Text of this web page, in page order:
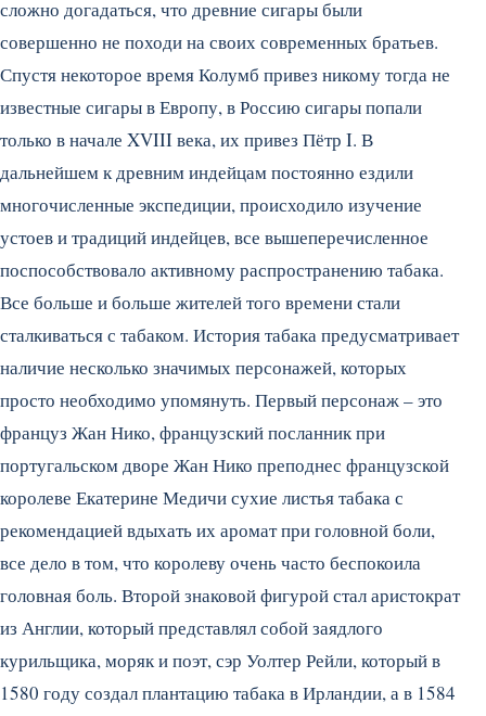
сложно догадаться, что древние сигары были
совершенно не походи на своих современных братьев.
Спустя некоторое время Колумб привез никому тогда не
известные сигары в Европу, в Россию сигары попали
только в начале XVIII века, их привез Пётр I. В
дальнейшем к древним индейцам постоянно ездили
многочисленные экспедиции, происходило изучение
устоев и традиций индейцев, все вышеперечисленное
поспособствовало активному распространению табака.
Все больше и больше жителей того времени стали
сталкиваться с табаком. История табака предусматривает
наличие несколько значимых персонажей, которых
просто необходимо упомянуть. Первый персонаж – это
француз Жан Нико, французский посланник при
португальском дворе Жан Нико преподнес французской
королеве Екатерине Медичи сухие листья табака с
рекомендацией вдыхать их аромат при головной боли,
все дело в том, что королеву очень часто беспокоила
головная боль. Второй знаковой фигурой стал аристократ
из Англии, который представлял собой заядлого
курильщика, моряк и поэт, сэр Уолтер Рейли, который в
1580 году создал плантацию табака в Ирландии, а в 1584